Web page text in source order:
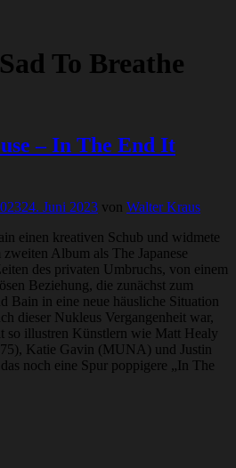
Sad To Breathe
– In The End It
24. Juni 2023 von Walter Kraus
einen kreativen Schub und widmete
Album als The Japanese
des privaten Umbruchs, von einem
Beziehung, die zunächst zum
Bain in eine neue häusliche Situation
dieser Nukleus Vergangenheit war,
so illustren Künstlern wie Matt Healy
Katie Gavin (MUNA) und Justin
noch eine Spur poppigere „In The